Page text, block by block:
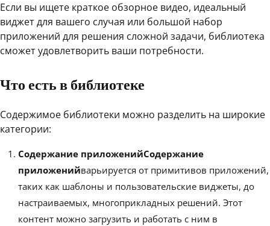
Если вы ищете краткое обзорное видео, идеальный
виджет для вашего случая или большой набор
приложений для решения сложной задачи, библиотека
сможет удовлетворить ваши потребности.
Что есть в библиотеке
Содержимое библиотеки можно разделить на широкие
категории:
Содержание приложенийСодержание
приложенийварьируется от примитивов приложений,
таких как шаблоны и пользовательские виджеты, до
настраиваемых, многоприкладных решений. Этот
контент можно загрузить и работать с ним в